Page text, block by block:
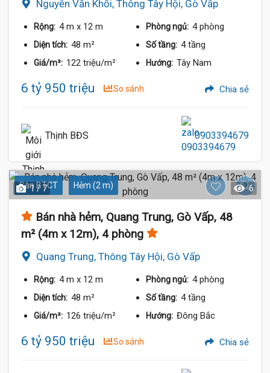
Nguyễn Văn Khối, Thông Tây Hội, Gò Vấp
Rộng: 4 m x 12 m Phòng ngủ: 4 phòng
Diện tích: 48 m² Số tầng: 4 tầng
Giá/m²: 122 triệu/m² Hướng: Tây Nam
6 tỷ 950 triệu So sánh Chia sẻ
Thịnh BĐS 0903394679
Sàn BTCT Hẻm (2 m)
1 / 7 6
Bán nhà hẻm, Quang Trung, Gò Vấp, 48
m² (4m x 12m), 4 phòng
Quang Trung, Thông Tây Hội, Gò Vấp
Rộng: 4 m x 12 m Phòng ngủ: 4 phòng
Diện tích: 48 m² Số tầng: 4 tầng
Giá/m²: 126 triệu/m² Hướng: Đông Bắc
6 tỷ 950 triệu So sánh Chia sẻ